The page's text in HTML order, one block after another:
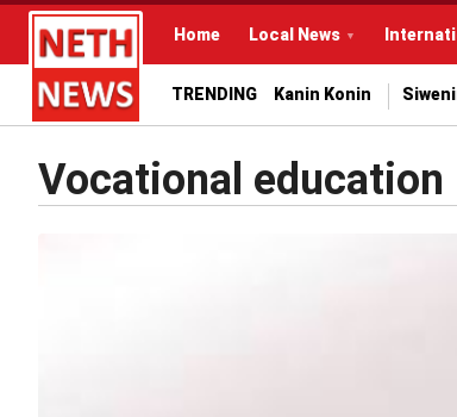
Home Local News
TRENDING Kanin Konin
Vocational education